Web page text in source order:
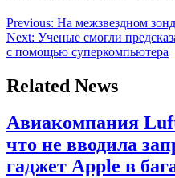
Previous: На межзвездном
Next: Ученые смогли
с помощью суперкомпьютера
Related News
Авиакомпания
что не вводила
гаджет Apple в